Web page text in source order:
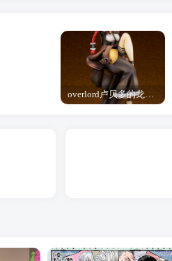
overlord卢贝多的龙王谁厉害 「Overlord」露普斯蕾琪娜·贝塔手办开订